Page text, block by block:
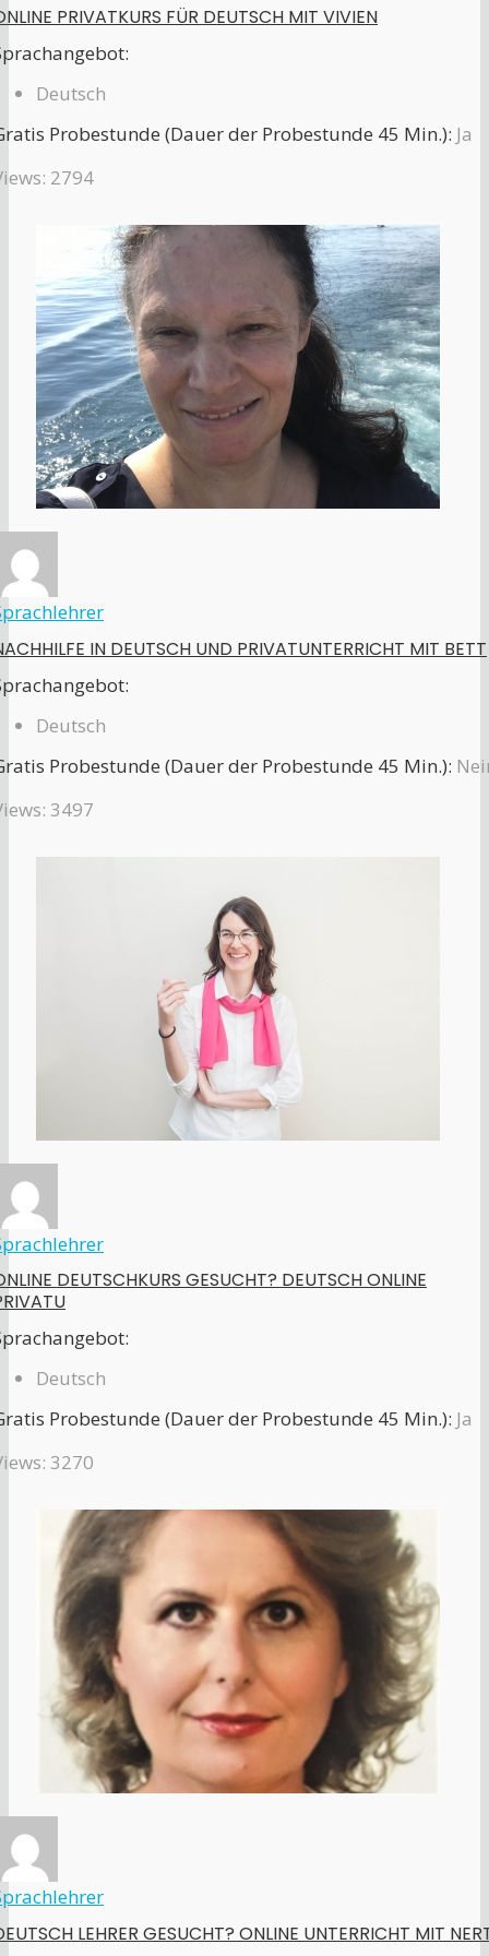
PRIVATKURS FÜR DEUTSCH MIT VIVIEN
Deutsch
Probestunde (Dauer der Probestunde 45 Min.): Ja
2794
IN DEUTSCH UND PRIVATUNTERRICHT MIT BETT
Deutsch
Probestunde (Dauer der Probestunde 45 Min.):
3497
DEUTSCHKURS GESUCHT? DEUTSCH ONLINE
Deutsch
Probestunde (Dauer der Probestunde 45 Min.): Ja
3270
LEHRER GESUCHT? ONLINE UNTERRICHT MIT